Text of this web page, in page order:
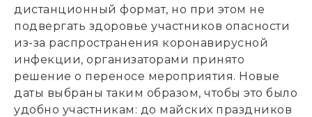
дистанционный формат, но при этом не
подвергать здоровье участников опасности
из-за распространения коронавирусной
инфекции, организаторами принято
решение о переносе мероприятия. Новые
даты выбраны таким образом, чтобы это было
удобно участникам: до майских праздников